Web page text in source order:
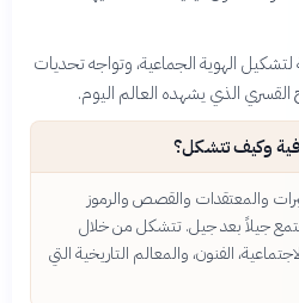
لتشكيل الهوية الجماعية، وتواجه تحديات
الذي يشهده العالم اليوم.
وكيف تتشكل؟
والمعتقدات والقصص والرموز
جيلاً بعد جيل. تتشكل من خلال
الفنون، والمعالم التاريخية التي